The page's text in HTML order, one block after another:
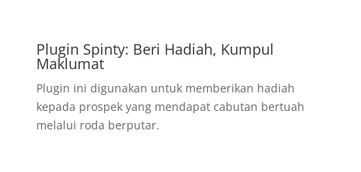
Plugin Spinty: Beri Hadiah, Kumpul
Maklumat
Plugin ini digunakan untuk memberikan hadiah
kepada prospek yang mendapat cabutan bertuah
melalui roda berputar.